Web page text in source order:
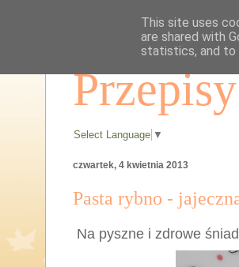
Select Language ▼
czwartek, 4 kwietnia 2013
Pasta rybno -
Na pyszne i zdrowe
This site uses
are shared with
statistics, and to